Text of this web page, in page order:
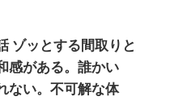
ゾッとする間取りと
感がある。誰かい
ない。不可解な体